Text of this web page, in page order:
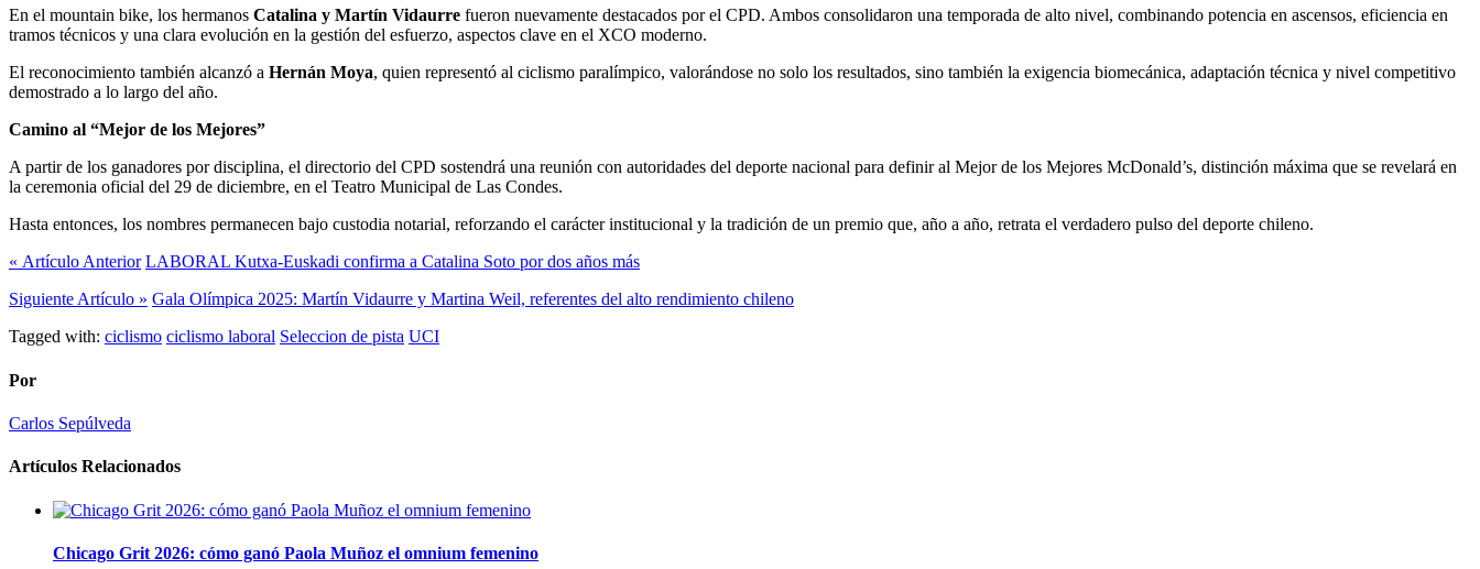
En el mountain bike, los hermanos Catalina y Martín Vidaurre fueron nuevamente destacados por el CPD. Ambos consolidaron una temporada de alto nivel, combinando potencia en ascensos, eficiencia en
tramos técnicos y una clara evolución en la gestión del esfuerzo, aspectos clave en el XCO moderno.
El reconocimiento también alcanzó a Hernán Moya, quien representó al ciclismo paralímpico, valorándose no solo los resultados, sino también la exigencia biomecánica, adaptación técnica y nivel competitivo
demostrado a lo largo del año.
Camino al “Mejor de los Mejores”
A partir de los ganadores por disciplina, el directorio del CPD sostendrá una reunión con autoridades del deporte nacional para definir al Mejor de los Mejores McDonald’s, distinción máxima que se revelará en
la ceremonia oficial del 29 de diciembre, en el Teatro Municipal de Las Condes.
Hasta entonces, los nombres permanecen bajo custodia notarial, reforzando el carácter institucional y la tradición de un premio que, año a año, retrata el verdadero pulso del deporte chileno.
« Artículo Anterior LABORAL Kutxa-Euskadi confirma a Catalina Soto por dos años más
Siguiente Artículo » Gala Olímpica 2025: Martín Vidaurre y Martina Weil, referentes del alto rendimiento chileno
Tagged with: ciclismo ciclismo laboral Seleccion de pista UCI
Por
Carlos Sepúlveda
Artículos Relacionados
Chicago Grit 2026: cómo ganó Paola Muñoz el omnium femenino